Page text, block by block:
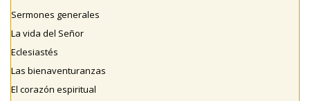
Sermones generales
La vida del Señor
Eclesiastés
Las bienaventuranzas
El corazón espiritual